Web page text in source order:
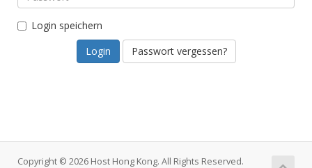
Login speichern
Passwort vergessen?
Copyright © 2026 Host Hong Kong. All Rights Reserved.